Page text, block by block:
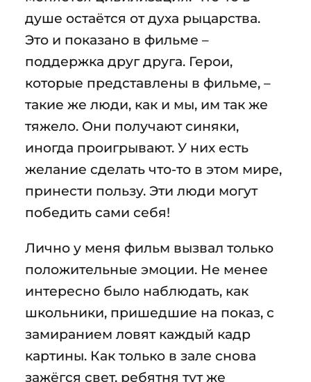
душе остаётся от духа рыцарства.
Это и показано в фильме –
поддержка друг друга. Герои,
которые представлены в фильме, –
такие же люди, как и мы, им так же
тяжело. Они получают синяки,
иногда проигрывают. У них есть
желание сделать что-то в этом мире,
принести пользу. Эти люди могут
победить сами себя!
Лично у меня фильм вызвал только
положительные эмоции. Не менее
интересно было наблюдать, как
школьники, пришедшие на показ, с
замиранием ловят каждый кадр
картины. Как только в зале снова
зажёгся свет, ребятня тут же